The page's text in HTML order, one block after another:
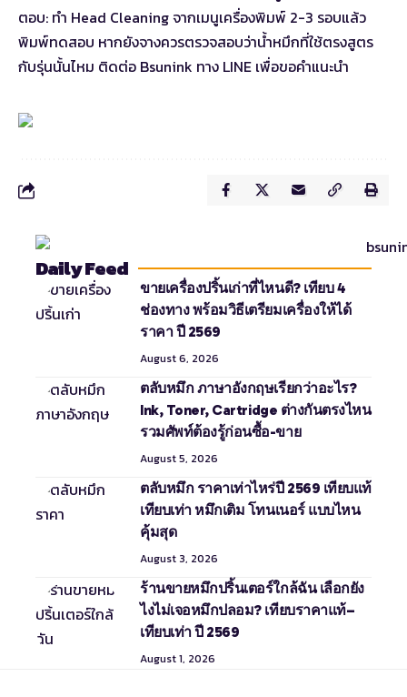
ตอบ: ทำ Head Cleaning จากเมนูเครื่องพิมพ์ 2-3 รอบแล้ว
พิมพ์ทดสอบ หากยังจางควรตรวจสอบว่าน้ำหมึกที่ใช้ตรงสูตร
กับรุ่นนั้นไหม ติดต่อ Bsunink ทาง LINE เพื่อขอคำแนะนำ
Daily Feed
ขายเครื่องปริ้นเก่าที่ไหนดี? เทียบ 4
ช่องทาง พร้อมวิธีเตรียมเครื่องให้ได้
ราคา ปี 2569
August 6, 2026
ตลับหมึก ภาษาอังกฤษเรียกว่าอะไร?
Ink, Toner, Cartridge ต่างกันตรงไหน
รวมศัพท์ต้องรู้ก่อนซื้อ-ขาย
August 5, 2026
ตลับหมึก ราคาเท่าไหร่ปี 2569 เทียบแท้
เทียบเท่า หมึกเติม โทนเนอร์ แบบไหน
คุ้มสุด
August 3, 2026
ร้านขายหมึกปริ้นเตอร์ใกล้ฉัน เลือกยัง
ไงไม่เจอหมึกปลอม? เทียบราคาแท้–
เทียบเท่า ปี 2569
August 1, 2026